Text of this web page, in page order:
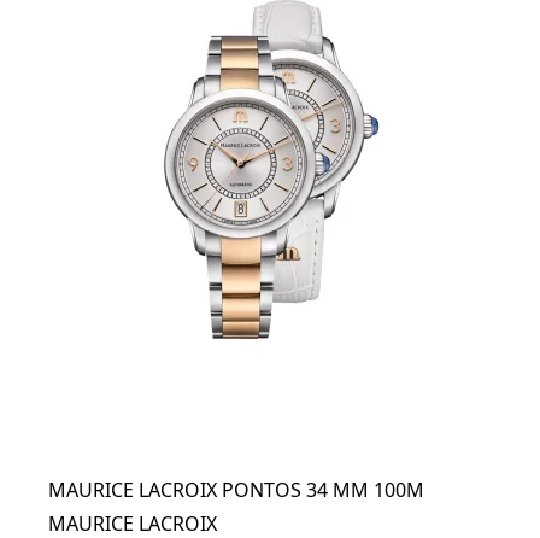
MAURICE LACROIX PONTOS 34 MM 100M
MAURICE LACROIX